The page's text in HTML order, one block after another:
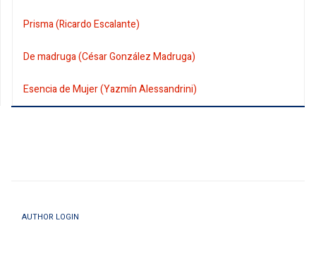
Prisma (Ricardo Escalante)
De madruga (César González Madruga)
Esencia de Mujer (Yazmín Alessandrini)
AUTHOR LOGIN